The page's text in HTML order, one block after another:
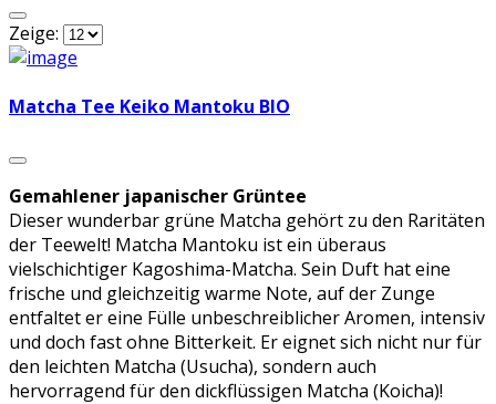
Zeige:
Matcha Tee Keiko Mantoku BIO
Gemahlener japanischer Grüntee
Dieser wunderbar grüne Matcha gehört zu den Raritäten
der Teewelt! Matcha Mantoku ist ein überaus
vielschichtiger Kagoshima-Matcha. Sein Duft hat eine
frische und gleichzeitig warme Note, auf der Zunge
entfaltet er eine Fülle unbeschreiblicher Aromen, intensiv
und doch fast ohne Bitterkeit. Er eignet sich nicht nur für
den leichten Matcha (Usucha), sondern auch
hervorragend für den dickflüssigen Matcha (Koicha)!